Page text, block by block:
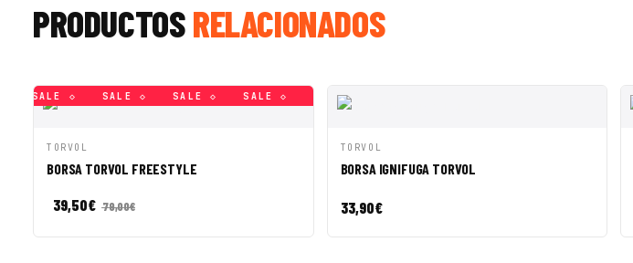
PRODUCTOSRELACIONADOS
SALE ◇ SALE ◇ SALE ◇ SALE ◇ SALE ◇
VISTA RÁPIDA
TORVOL
BORSA TORVOL FREESTYLE
39,50€ 79,00€
VISTA RÁPIDA
TORVOL
BORSA IGNIFUGA TORVOL
33,90€